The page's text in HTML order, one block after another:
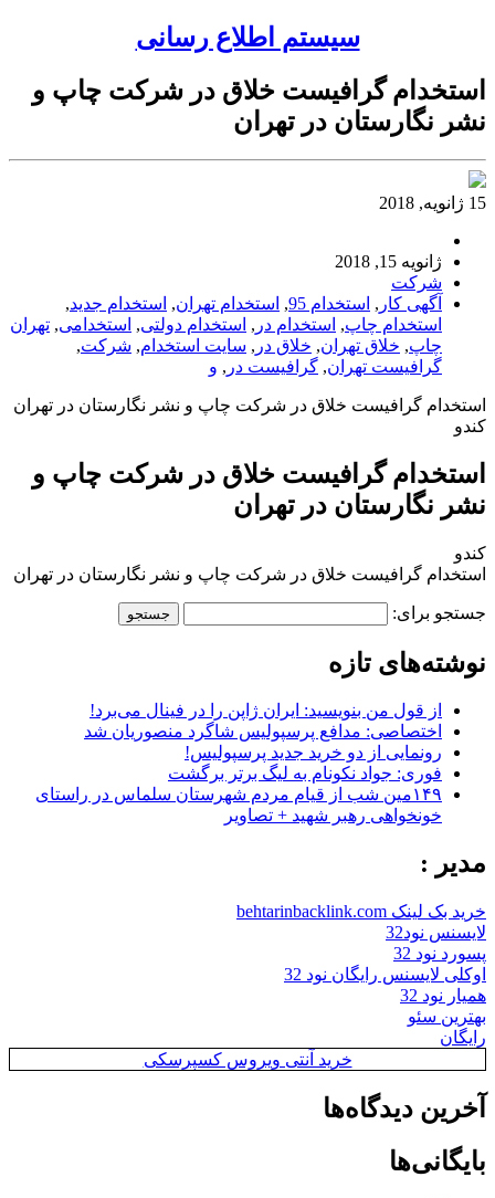
سیستم اطلاع رسانی
استخدام گرافیست خلاق در شرکت چاپ و
نشر نگارستان در تهران
15 ژانویه, 2018
ژانویه 15, 2018
شرکت
آگهی کار , استخدام 95 , استخدام تهران, استخدام جدید,
استخدام چاپ, استخدام در , استخدام دولتی, استخدامی, تهران
چاپ, خلاق تهران, خلاق در , سایت استخدام, شرکت,
گرافیست تهران, گرافیست در , و
استخدام گرافیست خلاق در شرکت چاپ و نشر نگارستان در تهران
کندو
استخدام گرافیست خلاق در شرکت چاپ و
نشر نگارستان در تهران
کندو
استخدام گرافیست خلاق در شرکت چاپ و نشر نگارستان در تهران
جستجو برای:
نوشته‌های تازه
از قول من بنویسید: ایران ژاپن را در فینال می‌برد!
اختصاصی: مدافع پرسپولیس شاگرد منصوریان شد
رونمایی از دو خرید جدید پرسپولیس!
فوری: جواد نکونام به لیگ برتر برگشت
۱۴۹مین شب از قیام مردم شهرستان سلماس در راستای
خونخواهی رهبر شهید + تصاویر
مدیر :
خرید بک لینک behtarinbacklink.com
لایسنس نود32
پسورد نود 32
اوکلی لایسنس رایگان نود 32
همیار نود 32
بهترین سئو
رایگان
خرید آنتی ویروس کسپرسکی
آخرین دیدگاه‌ها
بایگانی‌ها